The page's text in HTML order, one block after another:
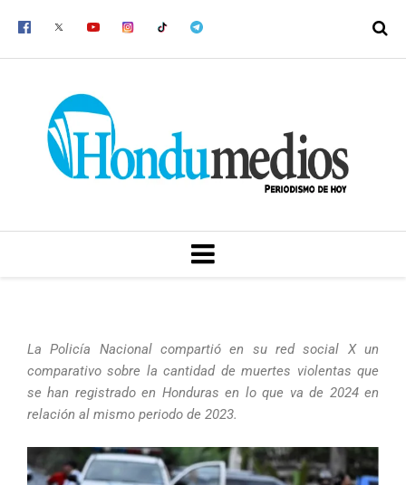
MENU
La Policía Nacional compartió en su red social X un
comparativo sobre la cantidad de muertes violentas que
se han registrado en Honduras en lo que va de 2024 en
relación al mismo periodo de 2023.